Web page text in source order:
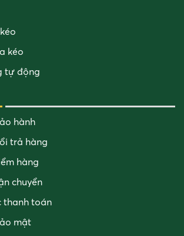
kéo
tự động
hành
trả hàng
hàng
chuyển
thanh toán
mật